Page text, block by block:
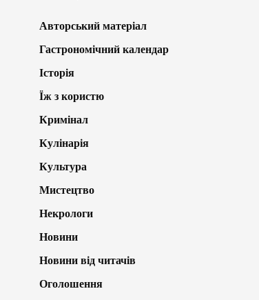
Авторський матеріал
Гастрономічний календар
Історія
Їж з користю
Кримінал
Кулінарія
Культура
Мистецтво
Некрологи
Новини
Новини від читачів
Оголошення